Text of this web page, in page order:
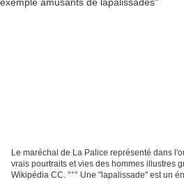
Le maréchal de La Palice représenté dans
vrais pourtraits et vies des hommes illustres
Wikipédia CC. °°° Une "lapalissade" est un